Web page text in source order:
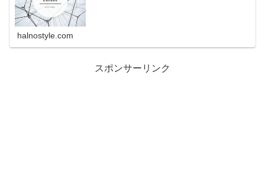
halnostyle.com
スポンサーリンク